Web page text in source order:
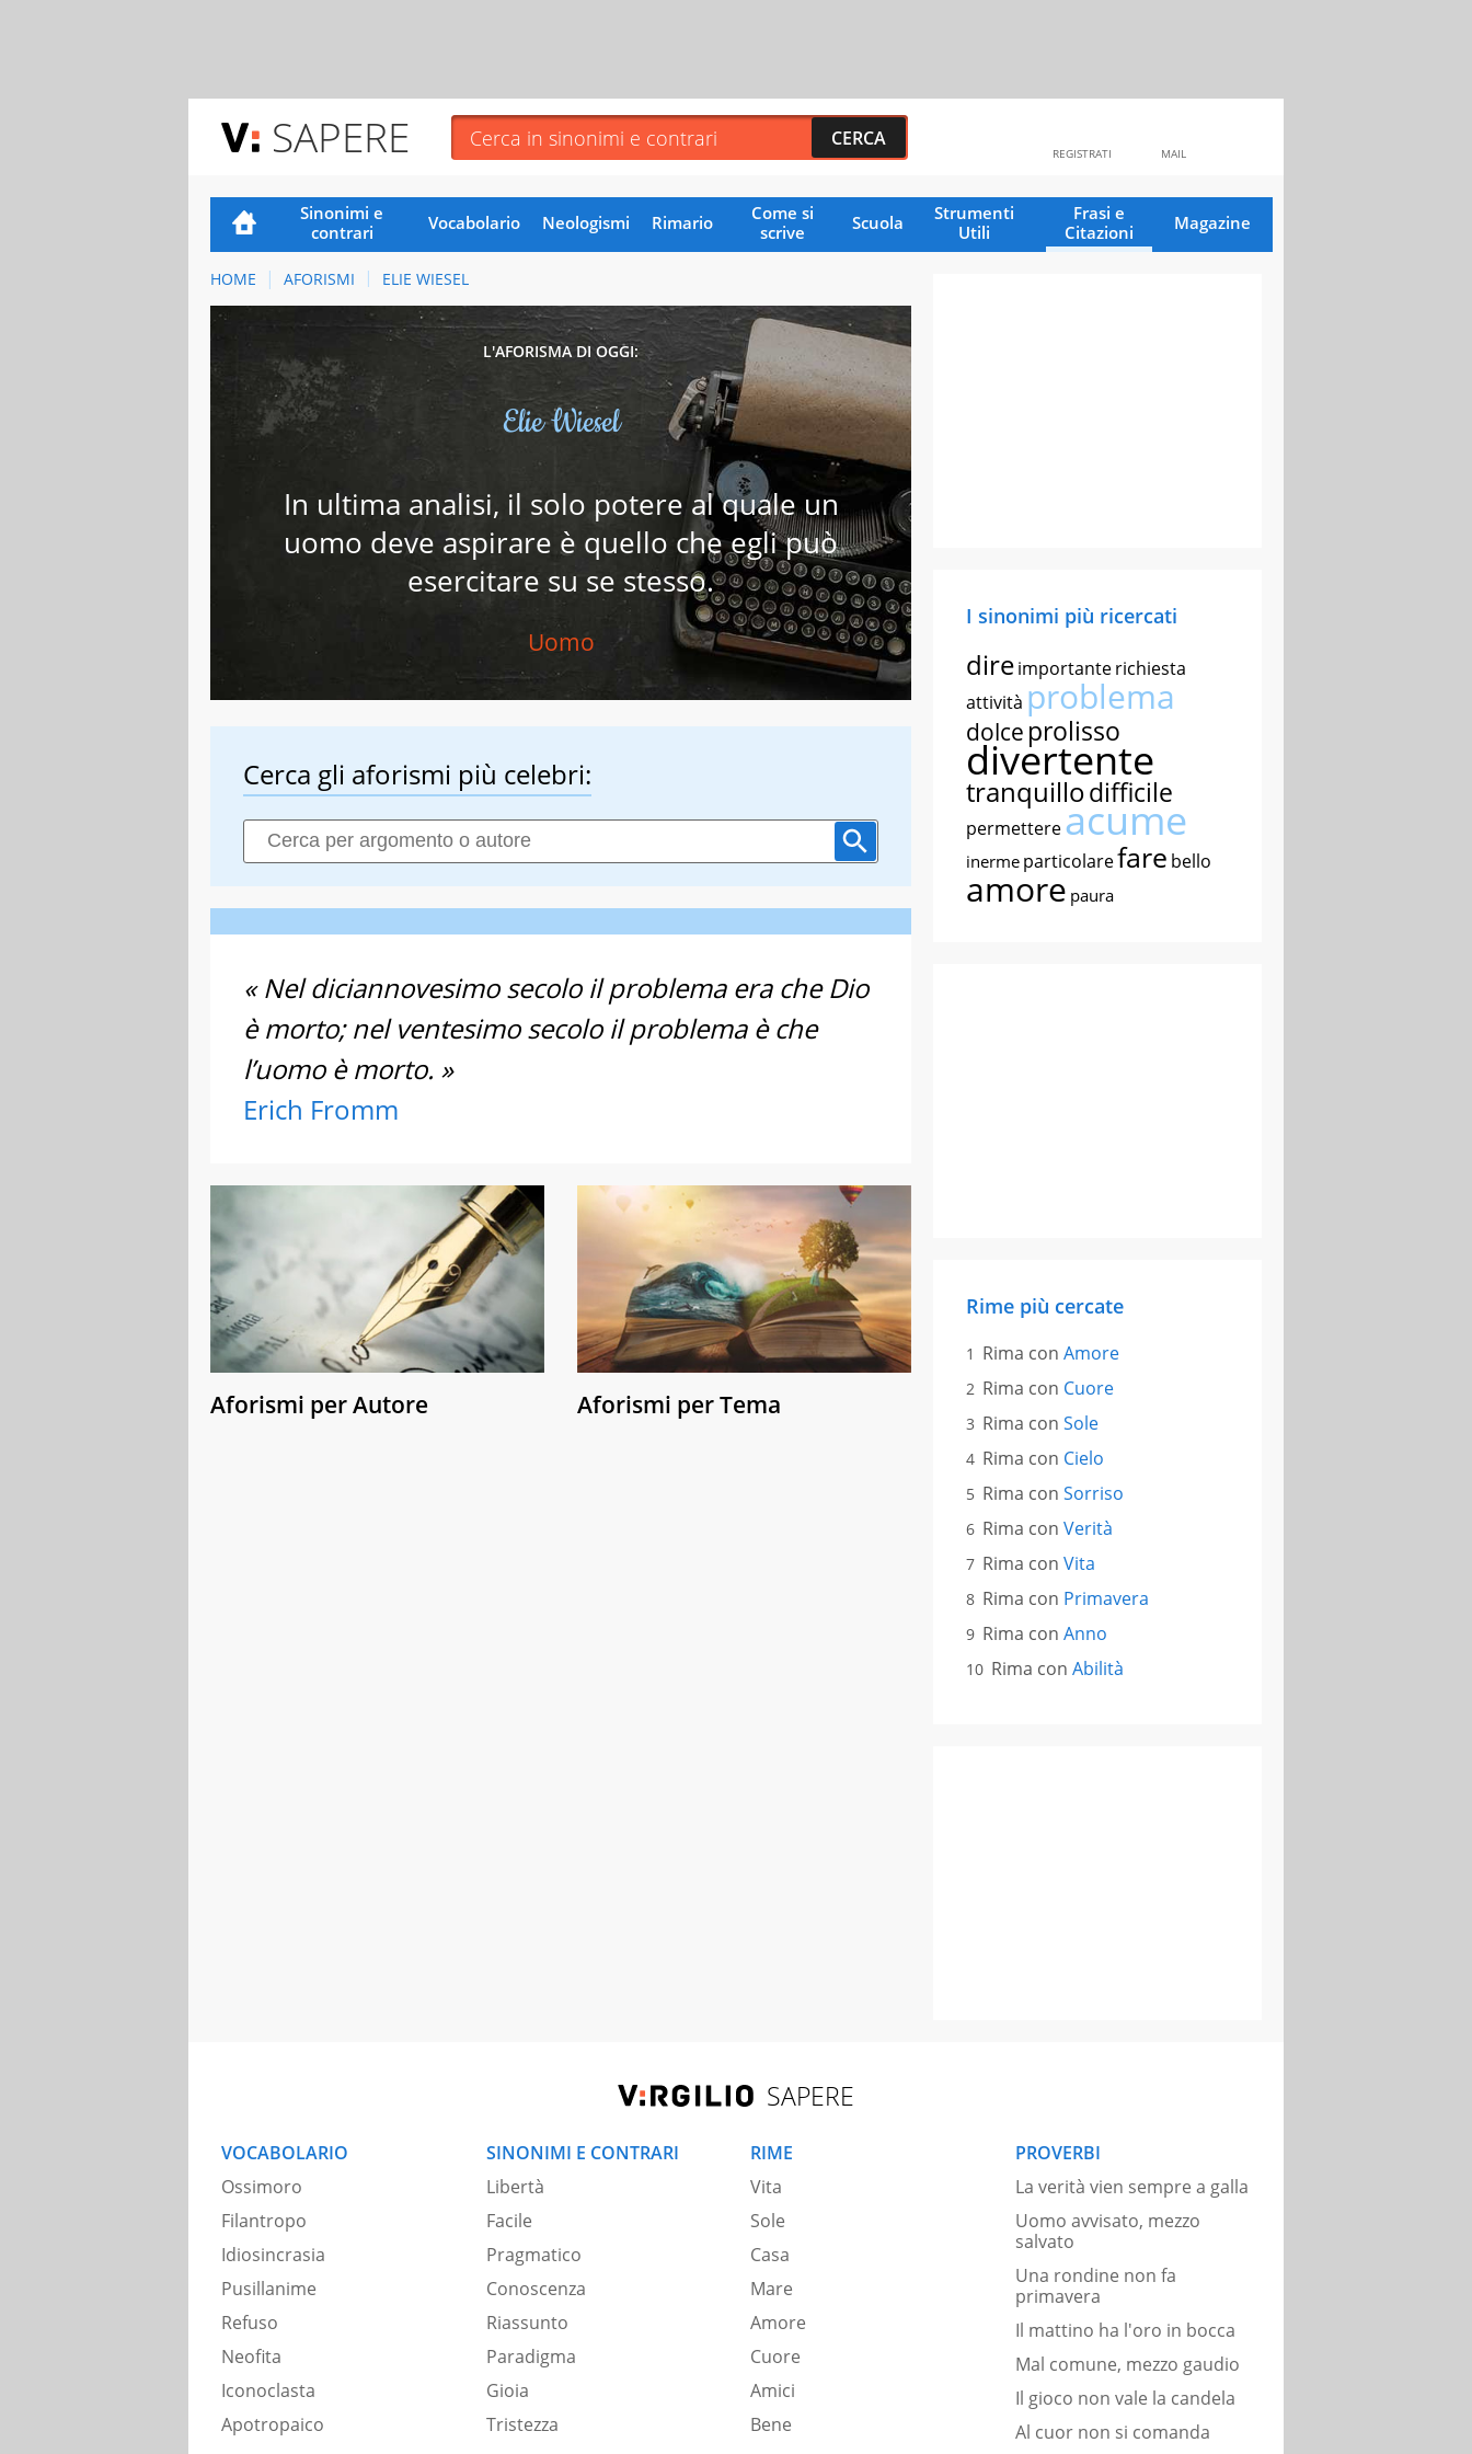
SAPERE MAIL
REGISTRATI
Sinonimi e
contrari
Vocabolario Neologismi Rimario
Come si
scrive
Scuola
Strumenti
Utili
Frasi e
Citazioni
Magazine
HOME AFORISMI ELIE WIESEL
L'AFORISMA DI OGGI:
Elie Wiesel
In ultima analisi, il solo potere al quale un
uomo deve aspirare è quello che egli può
esercitare su se stesso.
Uomo
Cerca gli aforismi più celebri:
« Nel diciannovesimo secolo il problema era che Dio
è morto; nel ventesimo secolo il problema è che
l’uomo è morto. »
Erich Fromm
Aforismi per Autore Aforismi per Tema
I sinonimi più ricercati
direimportanterichiesta
attività problema
dolce prolisso
divertente
tranquillodifficile
permettereacume
inerme particolarefare bello
amore paura
Rime più cercate
Rima con Amore
Rima con Cuore
Rima con Sole
Rima con Cielo
Rima con Sorriso
Rima con Verità
Rima con Vita
Rima con Primavera
Rima con Anno
Rima con Abilità
SAPERE
VOCABOLARIO
Ossimoro
Filantropo
Idiosincrasia
Pusillanime
Refuso
Neofita
Iconoclasta
Apotropaico
SINONIMI E CONTRARI
Libertà
Facile
Pragmatico
Conoscenza
Riassunto
Paradigma
Gioia
Tristezza
RIME
Vita
Sole
Casa
Mare
Amore
Cuore
Amici
Bene
PROVERBI
La verità vien sempre a galla
Uomo avvisato, mezzo
salvato
Una rondine non fa
primavera
Il mattino ha l'oro in bocca
Mal comune, mezzo gaudio
Il gioco non vale la candela
Al cuor non si comanda